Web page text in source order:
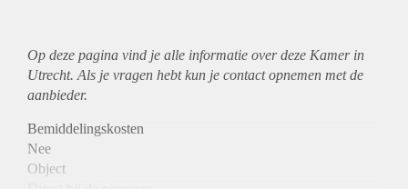
Op deze pagina vind je alle informatie over deze Kamer in
Utrecht. Als je vragen hebt kun je contact opnemen met de
aanbieder.
Bemiddelingskosten
Nee
Object